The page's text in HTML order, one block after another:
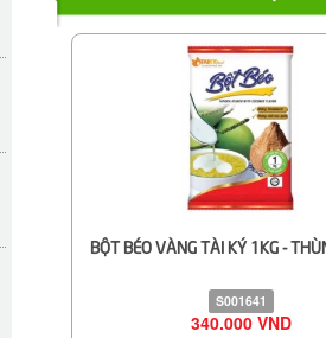
BỘT BÉO VÀNG TÀI KÝ 1KG -
S001641
340.000 VND